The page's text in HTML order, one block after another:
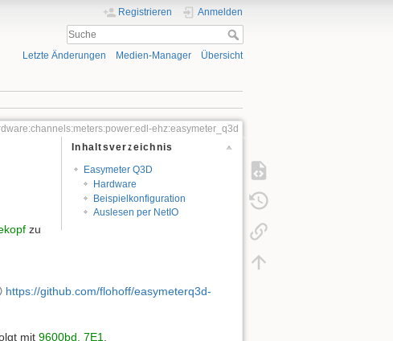
Registrieren Anmelden
Letzte Änderungen Medien-Manager Übersicht
ehz:easymeter_q3d
Inhaltsverzeichnis
Easymeter Q3D
Hardware
Beispielkonfiguration
Auslesen per NetIO
zu
https://github.com/flohoff/easymeterq3d-
mit 9600bd, 7E1.